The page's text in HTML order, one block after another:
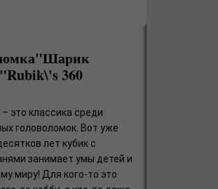
360
– это классика среди
головоломок. Вот уже
лет кубик с
занимает умы детей и
миру! Для кого-то это